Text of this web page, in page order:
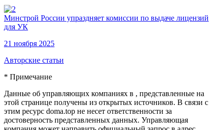
Минстрой России упраздняет комиссии по выдаче лицензий
для УК
21 ноября 2025
Авторские статьи
* Примечание
Данные об управляющих компаниях в , представленные на
этой странице получены из открытых источников. В связи с
этим ресурс doma.top не несет ответственности за
достоверность представленных данных. Управляющая